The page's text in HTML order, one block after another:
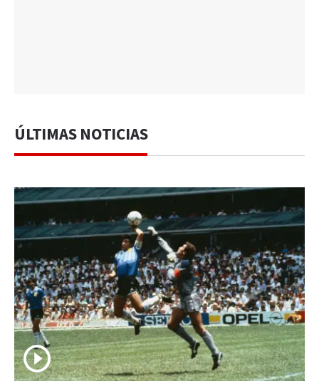
ÚLTIMAS NOTICIAS